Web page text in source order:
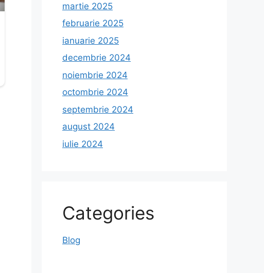
martie 2025
februarie 2025
ianuarie 2025
decembrie 2024
noiembrie 2024
octombrie 2024
septembrie 2024
august 2024
iulie 2024
Categories
Blog